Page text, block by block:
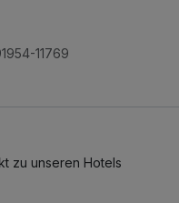
in den Hotels
und kolloidalem Silber
Vorkommen zur
W-LAN Nutzung /
11769
zu unseren Hotels